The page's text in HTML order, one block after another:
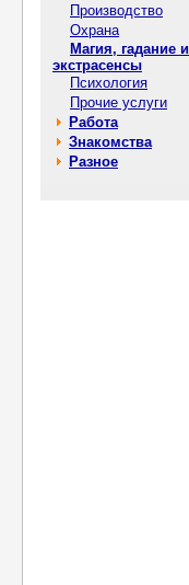
Производство
Охрана
Магия, гадание и
экстрасенсы
Психология
Прочие услуги
Работа
Знакомства
Разное